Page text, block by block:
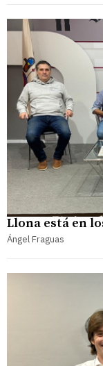
Llona está en
Ángel Fraguas